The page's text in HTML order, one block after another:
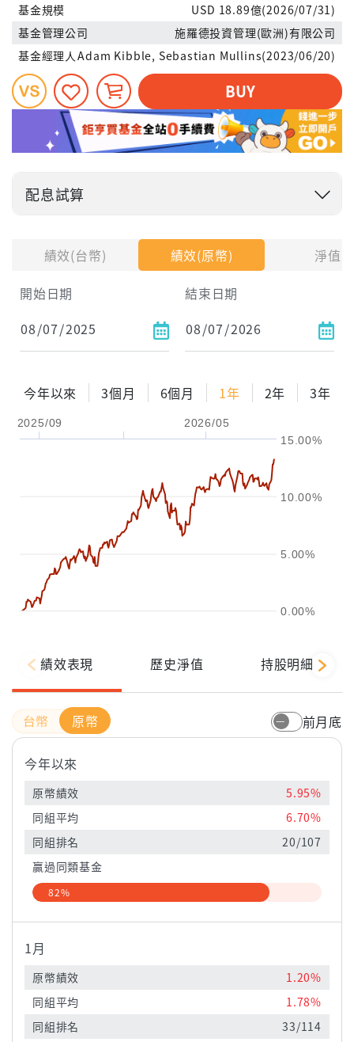
績效(台幣) 績效(原幣)
淨值
開始日期
結束日期
今年以來 3個月 6個月 1年 2年 3年
2025/09 2026/05
0.00%
5.00%
10.00%
15.00%
基金規模
USD 18.89億(2026/07/31)
基金管理公司
施羅德投資管理(歐洲)有限公司
基金經理人 Adam Kibble, Sebastian Mullins(2023/06/20)
BUY
配息試算
試算區間
1年
2年
配息金額
績效表現 歷史淨值 持股明細
原幣 前月底
今年以來
原幣績效
5.95%
同組平均
6.70%
同組排名
20/107
贏過同類基金
82%
1月
原幣績效
1.20%
同組平均
1.78%
同組排名
33/114